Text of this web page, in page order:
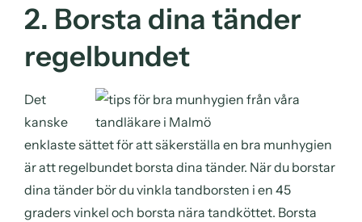
2. Borsta dina tänder
regelbundet
Det
kanske
enklaste sättet för att säkerställa en bra munhygien
är att regelbundet borsta dina tänder. När du borstar
dina tänder bör du vinkla tandborsten i en 45
graders vinkel och borsta nära tandköttet. Borsta